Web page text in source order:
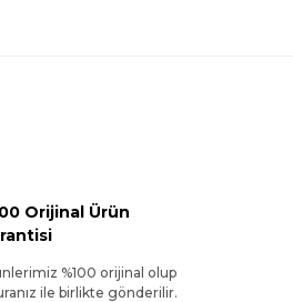
Orijinal Ürün
%100 orijinal olup
ile birlikte gönderilir.